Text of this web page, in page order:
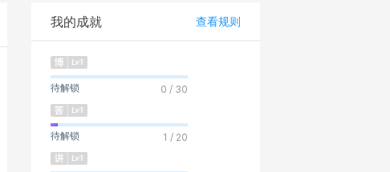
我的成就 查看规则
待解锁 0 / 30
待解锁 1 / 20